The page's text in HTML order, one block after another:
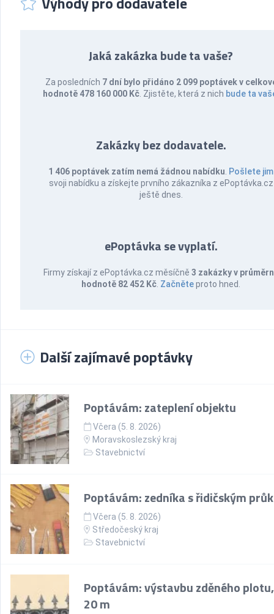
Jaká zakázka bude ta vaše?
Za posledních 7 dní bylo přidáno 2 099 poptávek v
hodnotě 478 160 000 Kč . Zjistěte, která z nich bude ta
Zakázky bez dodavatele.
1 406 poptávek zatím nemá žádnou nabídku Pošlete jim
svoji nabídku a získejte prvního zákazníka z ePoptávka.cz
ještě dnes.
ePoptávka se vyplatí.
Firmy získají z ePoptávka.cz měsíčně 3 zakázky v
hodnotě 82 452 Kč Začněteproto hned.
Další zajímavé poptávky
Poptávám: zateplení objektu
Včera (5. 8. 2026)
Moravskoslezský kraj
Stavebnictví
Poptávám: zedníka s řidičským
Včera (5. 8. 2026)
Středočeský kraj
Stavebnictví
Poptávám: výstavbu zděného
20 m